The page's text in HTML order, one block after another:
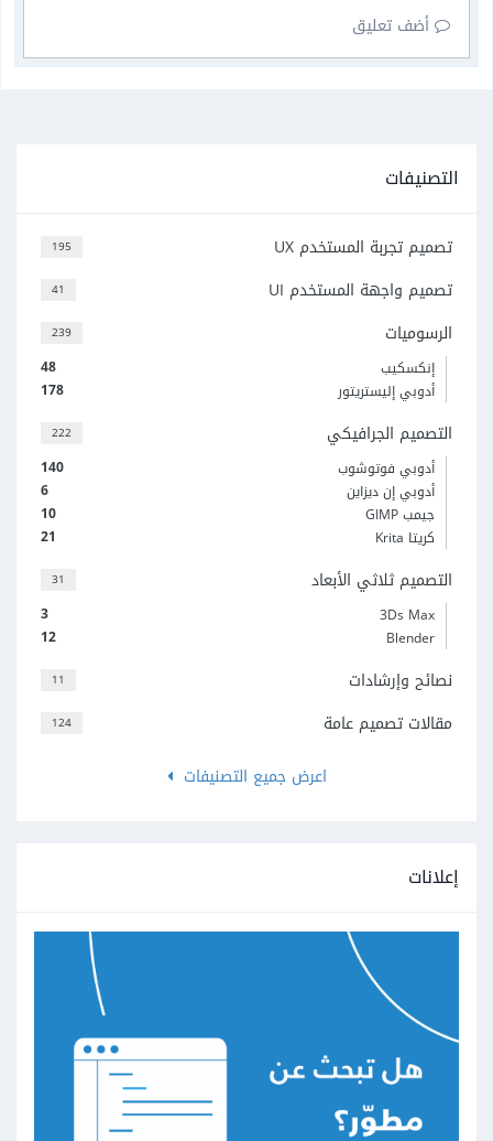
أضف تعليق
التصنيفات
195 تصميم تجربة المستخدم UX
41 تصميم واجهة المستخدم UI
239 الرسوميات
48
إنكسكيب
178
أدوبي إليستريتور
222 التصميم الجرافيكي
140
أدوبي فوتوشوب
6
أدوبي إن ديزاين
10
جيمب GIMP
21
كريتا Krita
31 التصميم ثلاثي الأبعاد
3
3Ds Max
12
Blender
11 نصائح وإرشادات
124
مقالات تصميم عامة
اعرض جميع التصنيفات
إعلانات